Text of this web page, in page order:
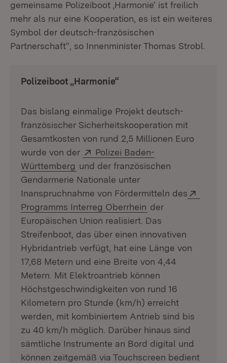
gemeinsame Polizeiboot ‚Harmonie‘ ist freilich
mehr als nur eine Kooperation, es ist ein weiteres
Symbol der deutsch-französischen
Partnerschaft“, so Innenminister Thomas Strobl.
Polizeiboot „Harmonie“
Das bislang einmalige Projekt deutsch-
französischer Sicherheitskooperation mit
Gesamtkosten von rund 2,5 Millionen Euro
wurde von der
Extern:
Polizei Baden-
Württemberg (Öffnet in neuem Fenster)
und der französischen
Gendarmerie Nationale unter
Inanspruchnahme von Fördermitteln des
Programms Interreg Oberrhein (Öffnet in neuem
der
Europäischen Union realisiert. Das
Streifenboot, das über einen innovativen
Hybridantrieb verfügt, hat eine Länge von
17,68 Metern und eine Breite von 4,44
Metern. Mit Elektroantrieb können
Höchstgeschwindigkeiten von rund 16
Kilometern pro Stunde (km/h) erreicht
werden, mit kombiniertem Antrieb sind bis
zu 40 km/h möglich. Darüber hinaus sind
sämtliche Instrumente an Bord digital und
können zeitgemäß via Touchscreen bedient